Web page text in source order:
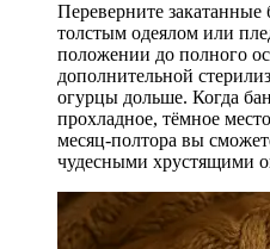
Переверните
толстым одеялом или
положении до полного
дополнительной
огурцы дольше. Когда
прохладное, тёмное
месяц-полтора вы
чудесными хрустящими